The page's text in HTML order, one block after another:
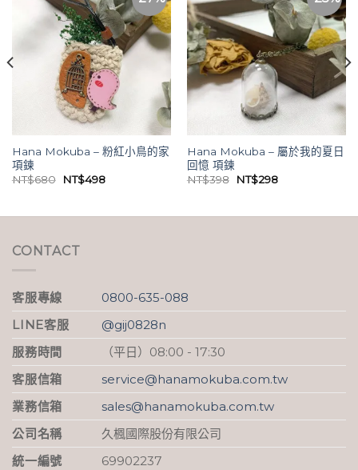
Hana Mokuba – 粉紅小鳥的家
項鍊
NT$680
原
NT$680。
NT$498目
NT$498。
Hana Mokuba – 屬於我的夏日
回憶 項鍊
NT$398
原
NT$398。
NT$298目
NT$298。
CONTACT
客服專線
0800-635-088
LINE客服
@gij0828n
服務時間
（平日）08:00 - 17:30
客服信箱
service@hanamokuba.com.tw
業務信箱
sales@hanamokuba.com.tw
公司名稱
久楓國際股份有限公司
統一編號
69902237